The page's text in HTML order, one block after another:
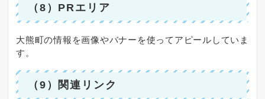
（8）PRエリア
大熊町の情報を画像やバナーを使ってアピールしていま
す。
（9）関連リンク